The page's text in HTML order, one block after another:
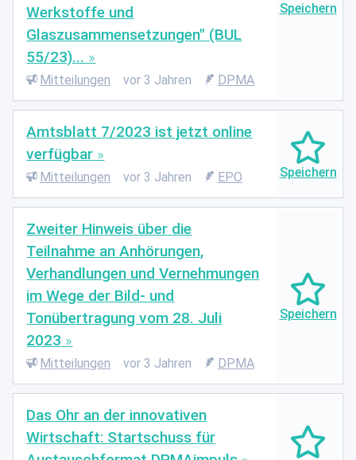
Werkstoffe und
Glaszusammensetzungen" (BUL
55/23)...
Mitteilungen vor 3 Jahren DPMA
Amtsblatt 7/2023 ist jetzt online
verfügbar
Mitteilungen vor 3 Jahren EPO
Zweiter Hinweis über die
Teilnahme an Anhörungen,
Verhandlungen und Vernehmungen
im Wege der Bild- und
Tonübertragung vom 28. Juli
2023
Mitteilungen vor 3 Jahren DPMA
Das Ohr an der innovativen
Wirtschaft: Startschuss für